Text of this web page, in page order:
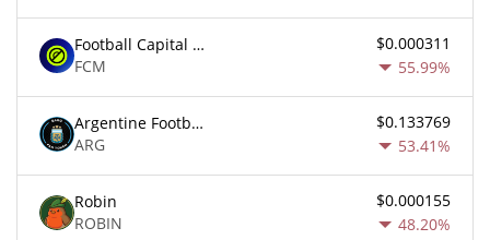
Football Capital Markets
FCM
$0.000311
55.99%
Argentine Football Association Fan Token
ARG
$0.133769
53.41%
Robin
ROBIN
$0.000155
48.20%